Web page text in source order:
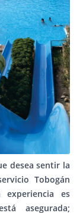
desea sentir la
Tobogán
experiencia es
asegurada;